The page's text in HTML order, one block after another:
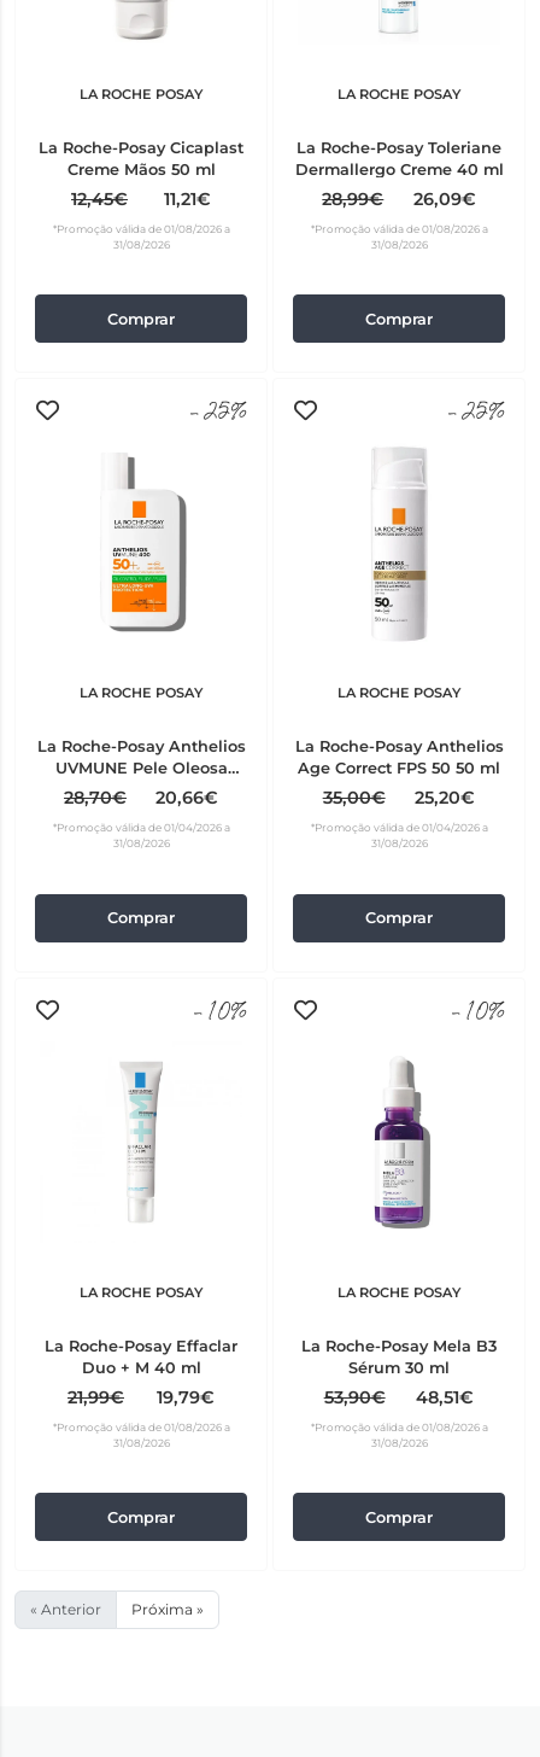
LA ROCHE POSAY
La Roche-Posay Cicaplast
Creme Mãos 50 ml
12,45€ 11,21€
*Promoção válida de 01/08/2026 a
31/08/2026
Comprar
LA ROCHE POSAY
La Roche-Posay Toleriane
Dermallergo Creme 40 ml
28,99€ 26,09€
*Promoção válida de 01/08/2026 a
31/08/2026
Comprar
-25%
LA ROCHE POSAY
La Roche-Posay Anthelios
UVMUNE Pele Oleosa
Fluido SPF50+ 50 ml
28,70€ 20,66€
*Promoção válida de 01/04/2026 a
31/08/2026
Comprar
-25%
LA ROCHE POSAY
La Roche-Posay Anthelios
Age Correct FPS 50 50 ml
35,00€ 25,20€
*Promoção válida de 01/04/2026 a
31/08/2026
Comprar
-10%
LA ROCHE POSAY
La Roche-Posay Effaclar
Duo + M 40 ml
21,99€ 19,79€
*Promoção válida de 01/08/2026 a
31/08/2026
Comprar
-10%
LA ROCHE POSAY
La Roche-Posay Mela B3
Sérum 30 ml
53,90€ 48,51€
*Promoção válida de 01/08/2026 a
31/08/2026
Comprar
« Anterior Próxima »